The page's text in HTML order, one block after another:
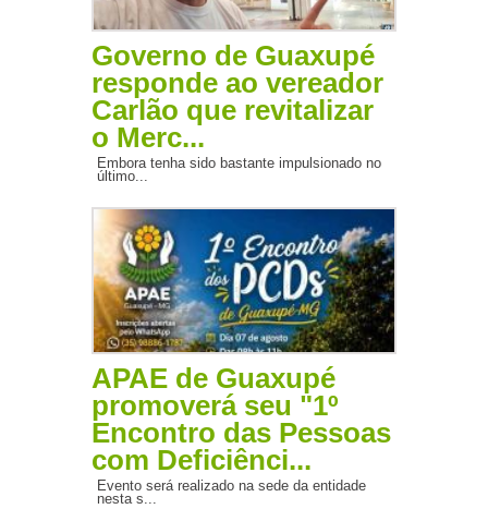
Governo de Guaxupé
responde ao vereador
Carlão que revitalizar
o Merc...
Embora tenha sido bastante impulsionado no
último...
APAE de Guaxupé
promoverá seu "1º
Encontro das Pessoas
com Deficiênci...
Evento será realizado na sede da entidade
nesta s...